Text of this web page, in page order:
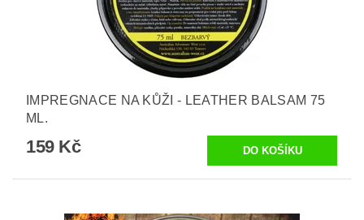
IMPREGNACE NA KŮŽI - LEATHER BALSAM 75
ML.
159 Kč